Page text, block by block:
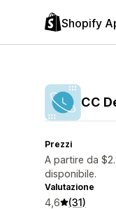
Shopify
CC
Prezzi
A partire da
disponibile.
Valutazione
4,6 (31)